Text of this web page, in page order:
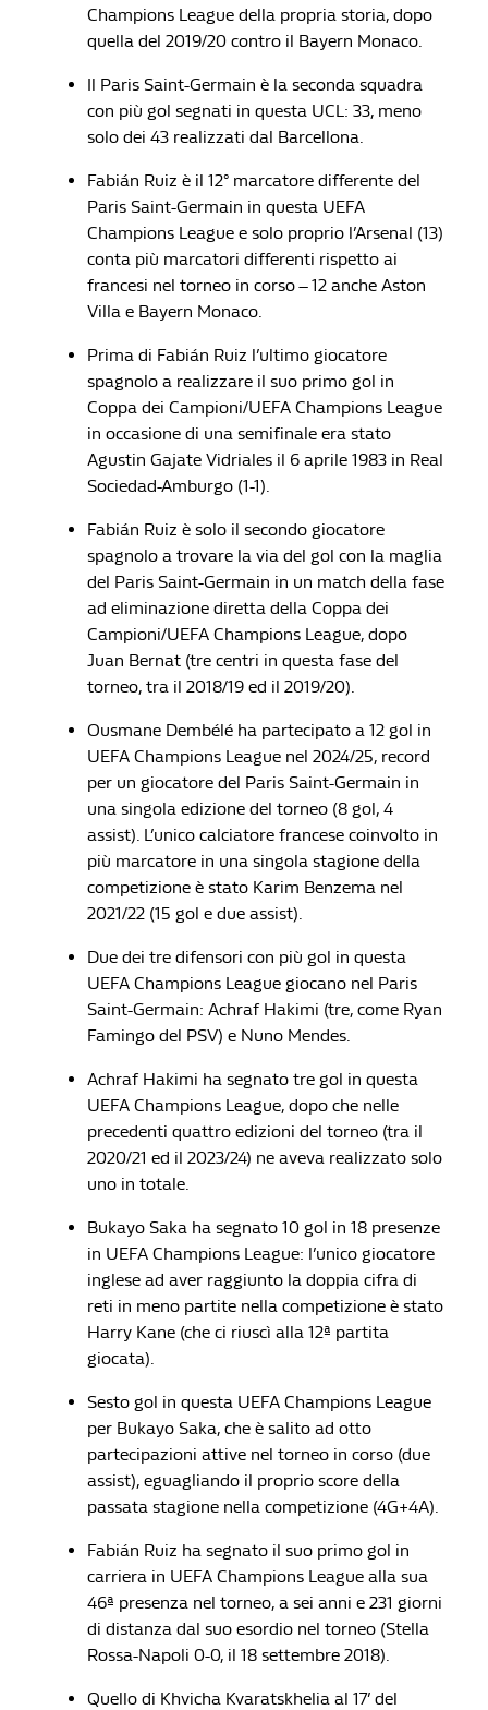
Champions League della propria storia, dopo
quella del 2019/20 contro il Bayern Monaco.
Il Paris Saint-Germain è la seconda squadra
con più gol segnati in questa UCL: 33, meno
solo dei 43 realizzati dal Barcellona.
Fabián Ruiz è il 12° marcatore differente del
Paris Saint-Germain in questa UEFA
Champions League e solo proprio l’Arsenal (13)
conta più marcatori differenti rispetto ai
francesi nel torneo in corso – 12 anche Aston
Villa e Bayern Monaco.
Prima di Fabián Ruiz l’ultimo giocatore
spagnolo a realizzare il suo primo gol in
Coppa dei Campioni/UEFA Champions League
in occasione di una semifinale era stato
Agustin Gajate Vidriales il 6 aprile 1983 in Real
Sociedad-Amburgo (1-1).
Fabián Ruiz è solo il secondo giocatore
spagnolo a trovare la via del gol con la maglia
del Paris Saint-Germain in un match della fase
ad eliminazione diretta della Coppa dei
Campioni/UEFA Champions League, dopo
Juan Bernat (tre centri in questa fase del
torneo, tra il 2018/19 ed il 2019/20).
Ousmane Dembélé ha partecipato a 12 gol in
UEFA Champions League nel 2024/25, record
per un giocatore del Paris Saint-Germain in
una singola edizione del torneo (8 gol, 4
assist). L’unico calciatore francese coinvolto in
più marcatore in una singola stagione della
competizione è stato Karim Benzema nel
2021/22 (15 gol e due assist).
Due dei tre difensori con più gol in questa
UEFA Champions League giocano nel Paris
Saint-Germain: Achraf Hakimi (tre, come Ryan
Famingo del PSV) e Nuno Mendes.
Achraf Hakimi ha segnato tre gol in questa
UEFA Champions League, dopo che nelle
precedenti quattro edizioni del torneo (tra il
2020/21 ed il 2023/24) ne aveva realizzato solo
uno in totale.
Bukayo Saka ha segnato 10 gol in 18 presenze
in UEFA Champions League: l’unico giocatore
inglese ad aver raggiunto la doppia cifra di
reti in meno partite nella competizione è stato
Harry Kane (che ci riuscì alla 12ª partita
giocata).
Sesto gol in questa UEFA Champions League
per Bukayo Saka, che è salito ad otto
partecipazioni attive nel torneo in corso (due
assist), eguagliando il proprio score della
passata stagione nella competizione (4G+4A).
Fabián Ruiz ha segnato il suo primo gol in
carriera in UEFA Champions League alla sua
46ª presenza nel torneo, a sei anni e 231 giorni
di distanza dal suo esordio nel torneo (Stella
Rossa-Napoli 0-0, il 18 settembre 2018).
Quello di Khvicha Kvaratskhelia al 17’ del